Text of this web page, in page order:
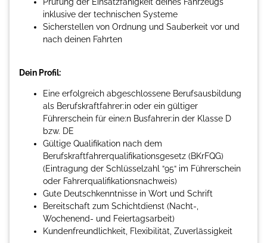
inklusive der technischen Systeme
Sicherstellen von Ordnung und Sauberkeit vor und
nach deinen Fahrten
Dein Profil:
Eine erfolgreich abgeschlossene Berufsausbildung
als Berufskraftfahrer:in oder ein gültiger
Führerschein für eine:n Busfahrer:in der Klasse D
bzw. DE
Gültige Qualifikation nach dem
Berufskraftfahrerqualifikationsgesetz (BKrFQG)
(Eintragung der Schlüsselzahl “95“ im Führerschein
oder Fahrerqualifikationsnachweis)
Gute Deutschkenntnisse in Wort und Schrift
Bereitschaft zum Schichtdienst (Nacht-,
Wochenend- und Feiertagsarbeit)
Kundenfreundlichkeit, Flexibilität, Zuverlässigkeit